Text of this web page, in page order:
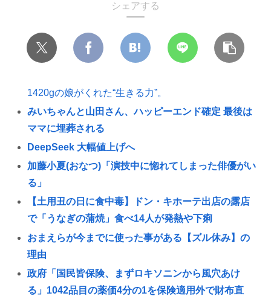
シェアする
1420gの娘がくれた“生きる力”。
みいちゃんと山田さん、ハッピーエンド確定 最後は
ママに埋葬される
DeepSeek 大幅値上げへ
加藤小夏(おなつ)「演技中に惚れてしまった俳優がい
る」
【土用丑の日に食中毒】ドン・キホーテ出店の露店
で「うなぎの蒲焼」食べ14人が発熱や下痢
おまえらが今までに使った事がある【ズル休み】の
理由
政府「国民皆保険、まずロキソニンから風穴あけ
る」1042品目の薬価4分の1を保険適用外で財布直